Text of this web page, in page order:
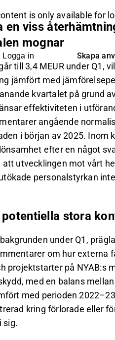
en viss
mognar
till 3,4 MEUR under Q1,
jämfört med
kvartalet på grund
effektiviteten i
angående
i början av 2025.
efter en något
utvecklingen mot vårt
personalstyrkan
stora
under Q1,
om hur externa
projektstarter på NYAB:s
med en balans
med perioden
kring förlorade eller
sig.
is only available for
Logga in Skapa